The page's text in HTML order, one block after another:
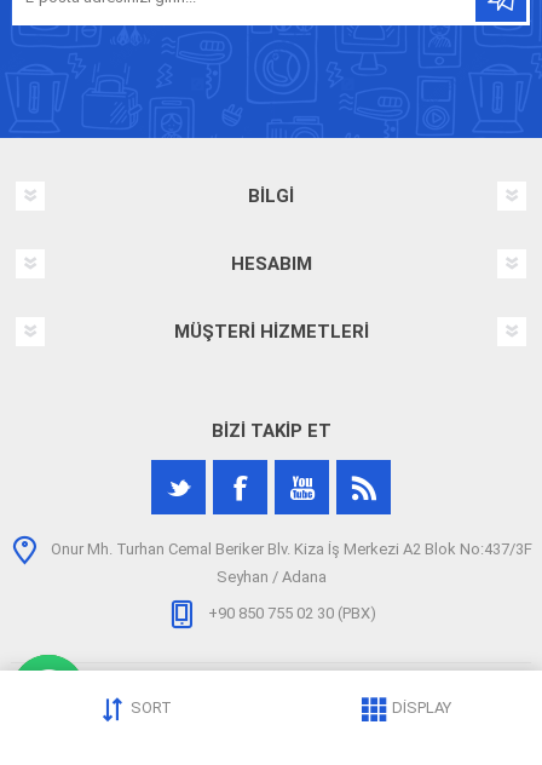
BILGI
HESABIM
MÜŞTERI HIZMETLERI
BIZI TAKIP ET
Onur Mh. Turhan Cemal Beriker Blv. Kiza İş Merkezi A2 Blok No:437/3F
Seyhan / Adana
+90 850 755 02 30 (PBX)
Telif hakkı © 2026 arizatespitcihazi.com. Tüm hakları saklıdır.
SORT DISPLAY